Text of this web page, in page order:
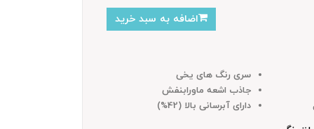
اضافه به سبد خرید
سری رنگ های یخی
جاذب اشعه ماورابنفش
دارای آبرسانی بالا (42%)